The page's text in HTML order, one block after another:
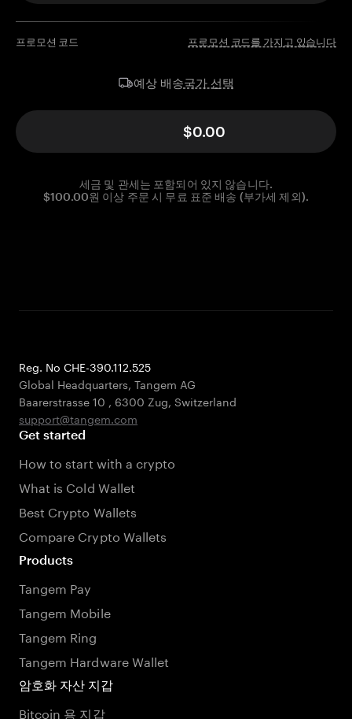
프로모션 코드 프로모션 코드를 가지고 있습니다
예상 배송국가 선택
$0.00
세금 및 관세는 포함되어 있지 않습니다.
$100.00원 이상 주문 시 무료 표준 배송 (부가세 제외).
Reg. No CHE-390.112.525
Global Headquarters, Tangem AG
Baarerstrasse 10 , 6300 Zug, Switzerland
support@tangem.com
Get started
How to start with a crypto
What is Cold Wallet
Best Crypto Wallets
Compare Crypto Wallets
Products
Tangem Pay
Tangem Mobile
Tangem Ring
Tangem Hardware Wallet
암호화 자산 지갑
Bitcoin 용 지갑